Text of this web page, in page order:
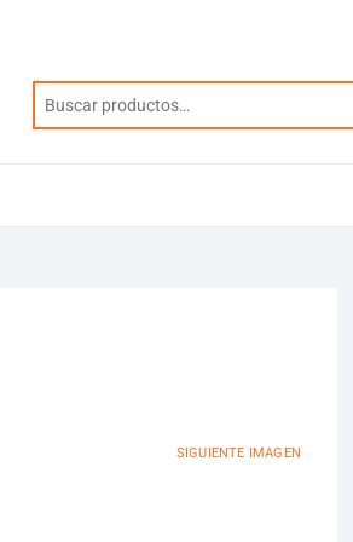
SIGUIENTE IMAGEN